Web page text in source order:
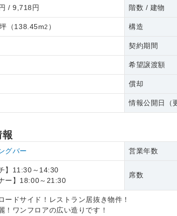
/ 9,718円 階数 / 建物
（138.45m2 ） 構造
契約期間
希望譲渡額
償却
情報公開日（
グバー 営業年数
】11:30～14:30
ー】18:00～21:30
席数
ードサイド！レストラン居抜き物件！
！ワンフロアの広い造りです！